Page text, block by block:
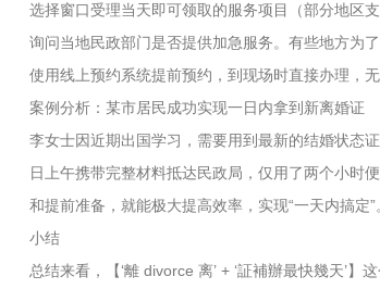
选择窗口受理当天即可领取的服务项目（部分地区支
询问当地民政部门是否提供加急服务。有些地方为
使用线上预约系统提前预约，到现场时直接办理，无
案例分析：某市居民成功实现一日内拿到新离婚证
李女士因近期出国学习，需要用到最新的结婚状态
日上午携带完整材料抵达民政局，仅用了两个小时
和提前准备，就能极大提高效率，实现“一天内搞定”
小结
总结来看，【‘離 divorce 离’ + ‘証補辦最快幾天’